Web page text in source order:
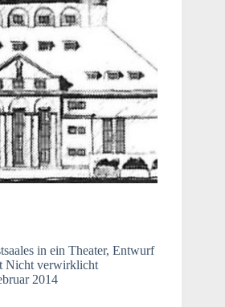
in ein Theater, Entwurf
Nicht verwirklicht
2014